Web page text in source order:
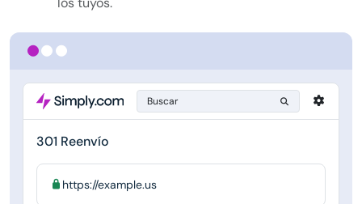
Buscar
301 Reenvío
https://example.us